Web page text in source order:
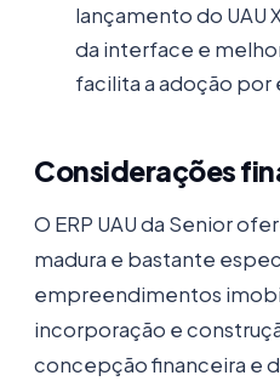
lançamento do UAU
da interface e
facilita a adoção por
Considerações
O ERP UAU da Senior
madura e bastante
empreendimentos
incorporação e
concepção financeira e